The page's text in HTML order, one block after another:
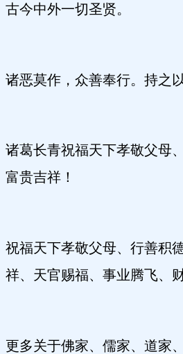
古今中外一切圣贤。
诸恶莫作，众善奉行。持之
诸葛长青祝福天下孝敬父母
富贵吉祥！
祝福天下孝敬父母、行善积
祥、天官赐福、事业腾飞、
更多关于佛家、儒家、道家